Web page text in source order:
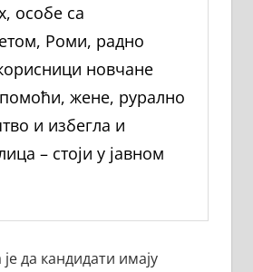
особе са
Роми, радно
новчане
жене, рурално
и избегла и
– стоји у јавном
да кандидати имају